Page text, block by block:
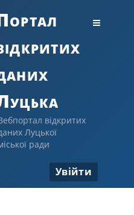
відкритих
Луцької
ради
Увійти